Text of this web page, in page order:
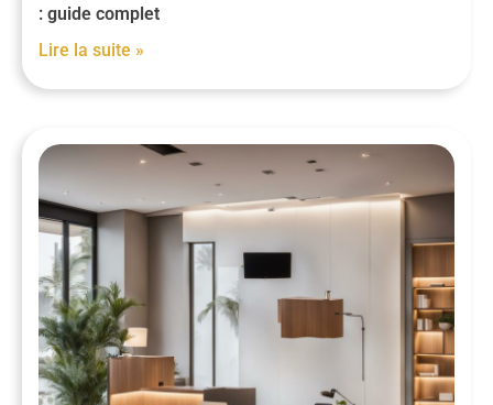
: guide complet
Lire la suite »